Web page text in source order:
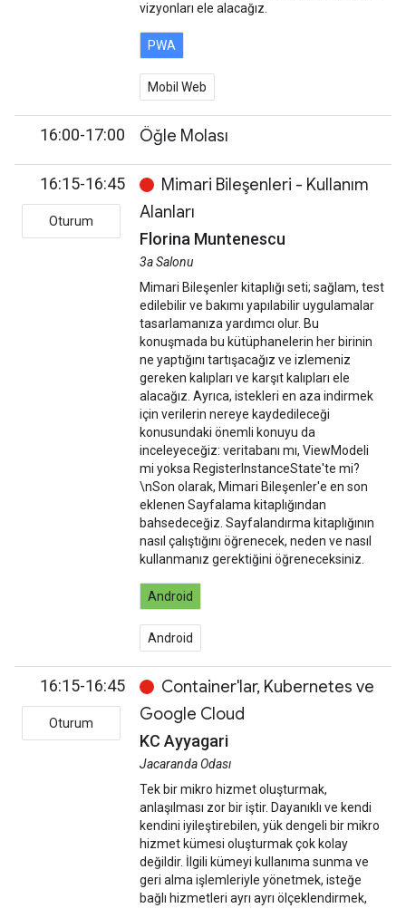
vizyonları ele alacağız.
PWA
Mobil Web
16:00-17:00 Öğle Molası
16:15-16:45
Oturum
Mimari Bileşenleri - Kullanım
Alanları
Florina Muntenescu
3a Salonu
Mimari Bileşenler kitaplığı seti; sağlam, test
edilebilir ve bakımı yapılabilir uygulamalar
tasarlamanıza yardımcı olur. Bu
konuşmada bu kütüphanelerin her birinin
ne yaptığını tartışacağız ve izlemeniz
gereken kalıpları ve karşıt kalıpları ele
alacağız. Ayrıca, istekleri en aza indirmek
için verilerin nereye kaydedileceği
konusundaki önemli konuyu da
inceleyeceğiz: veritabanı mı, ViewModeli
mi yoksa RegisterInstanceState'te mi?
\nSon olarak, Mimari Bileşenler'e en son
eklenen Sayfalama kitaplığından
bahsedeceğiz. Sayfalandırma kitaplığının
nasıl çalıştığını öğrenecek, neden ve nasıl
kullanmanız gerektiğini öğreneceksiniz.
Android
Android
16:15-16:45
Oturum
Container'lar, Kubernetes ve
Google Cloud
KC Ayyagari
Jacaranda Odası
Tek bir mikro hizmet oluşturmak,
anlaşılması zor bir iştir. Dayanıklı ve kendi
kendini iyileştirebilen, yük dengeli bir mikro
hizmet kümesi oluşturmak çok kolay
değildir. İlgili kümeyi kullanıma sunma ve
geri alma işlemleriyle yönetmek, isteğe
bağlı hizmetleri ayrı ayrı ölçeklendirmek,